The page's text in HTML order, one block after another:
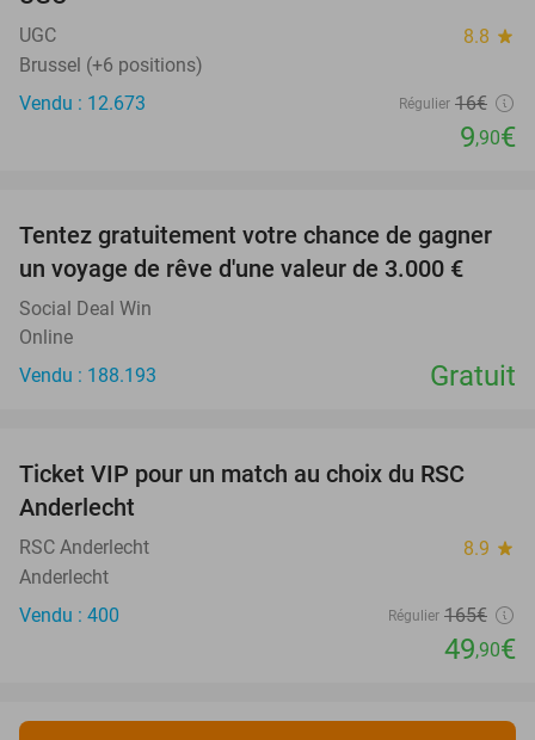
UGC 8.8 star
Brussel (+6 positions)
Vendu : 12.673
Régulier 16€
9,90€
Tentez gratuitement votre chance de gagner
un voyage de rêve d'une valeur de 3.000 €
Social Deal Win
Online
Vendu : 188.193
Gratuit
70%
OUT
Ticket VIP pour un match au choix du RSC
Anderlecht
RSC Anderlecht 8.9 star
Anderlecht
Vendu : 400
Régulier 165€
49,90€